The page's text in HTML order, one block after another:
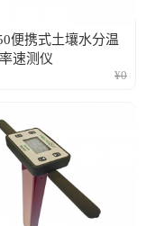
便携式土壤水分温
速测仪
¥0